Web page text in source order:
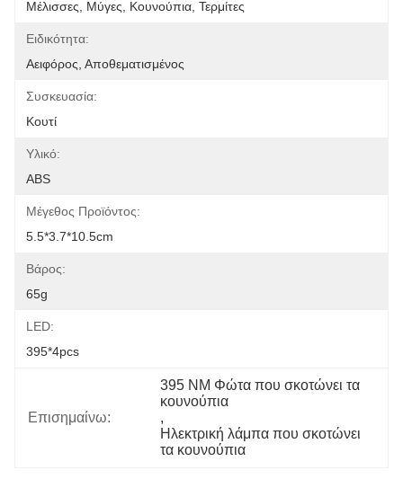
Μέλισσες, Μύγες, Κουνούπια, Τερμίτες
Ειδικότητα:
Αειφόρος, Αποθεματισμένος
Συσκευασία:
Κουτί
Υλικό:
ABS
Μέγεθος Προϊόντος:
5.5*3.7*10.5cm
Βάρος:
65g
LED:
395*4pcs
Επισημαίνω:
395 NM Φώτα που σκοτώνει τα
κουνούπια
,
Ηλεκτρική λάμπα που σκοτώνει
τα κουνούπια